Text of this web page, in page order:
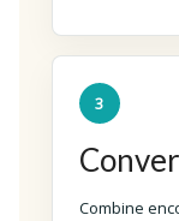
3
Combine